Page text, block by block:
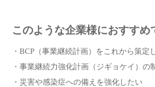
このような企業様におすすめ
・BCP（事業継続計画）をこれから策定
・事業継続力強化計画（ジギョケイ）の
・災害や感染症への備えを強化したい